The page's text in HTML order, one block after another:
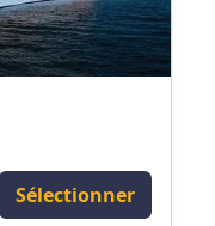
Sélectionner